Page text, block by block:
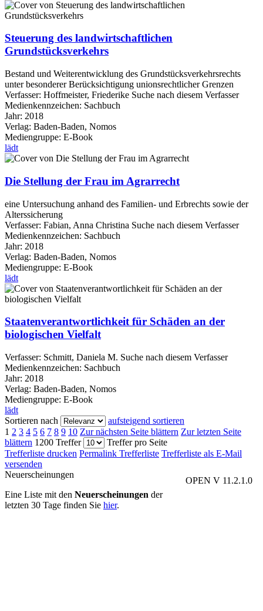
Steuerung des landwirtschaftlichen
Grundstücksverkehrs
Bestand und Weiterentwicklung des Grundstücksverkehrsrechts
unter besonderer Berücksichtigung unionsrechtlicher Grenzen
Verfasser: Hoffmeister, Friederike Suche nach diesem Verfasser
Medienkennzeichen: Sachbuch
Jahr: 2018
Verlag: Baden-Baden, Nomos
Mediengruppe: E-Book
lädt
Die Stellung der Frau im Agrarrecht
eine Untersuchung anhand des Familien- und Erbrechts sowie der
Alterssicherung
Verfasser: Fabian, Anna Christina Suche nach diesem Verfasser
Medienkennzeichen: Sachbuch
Jahr: 2018
Verlag: Baden-Baden, Nomos
Mediengruppe: E-Book
lädt
Staatenverantwortlichkeit für Schäden an der
biologischen Vielfalt
Verfasser: Schmitt, Daniela M. Suche nach diesem Verfasser
Medienkennzeichen: Sachbuch
Jahr: 2018
Verlag: Baden-Baden, Nomos
Mediengruppe: E-Book
lädt
Sortieren nach
aufsteigend sortieren
1 2 3 4 5 6 7 8 9 10 Zur nächsten Seite blättern Zur letzten Seite
blättern 1200 Treffer
Treffer pro Seite
Trefferliste drucken Permalink Trefferliste Trefferliste als E-Mail
versenden
OPEN V 11.2.1.0
Neuerscheinungen
Eine Liste mit den Neuerscheinungen der
letzten 30 Tage finden Sie hier.